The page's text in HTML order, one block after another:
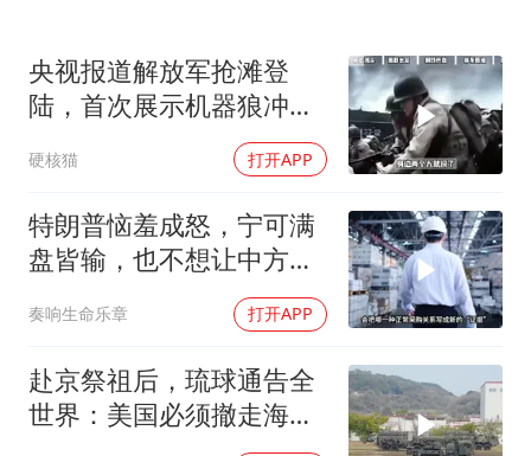
感觉全东北都在等7号
多地要求领导干部带头休假
80后女柜员逆袭成4200亿银行副行长
奋进开新局 实干挑大梁
央视报道解放军抢滩登
陆，首次展示机器狼冲
滩！传统登陆彻底终结
硬核猫 打开APP
特朗普恼羞成怒，宁可满
盘皆输，也不想让中方供
奏响生命乐章 打开APP
赴京祭祖后，琉球通告全
世界：美国必须撤走海马